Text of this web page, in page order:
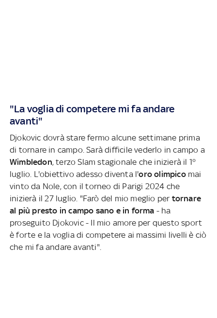
"La voglia di competere mi fa andare
avanti"
Djokovic dovrà stare fermo alcune settimane prima
di tornare in campo. Sarà difficile vederlo in campo a
Wimbledon, terzo Slam stagionale che inizierà il 1°
luglio. L'obiettivo adesso diventa l'oro olimpico mai
vinto da Nole, con il torneo di Parigi 2024 che
inizierà il 27 luglio. "Farò del mio meglio per tornare
al più presto in campo sano e in forma - ha
proseguito Djokovic - Il mio amore per questo sport
è forte e la voglia di competere ai massimi livelli è ciò
che mi fa andare avanti".